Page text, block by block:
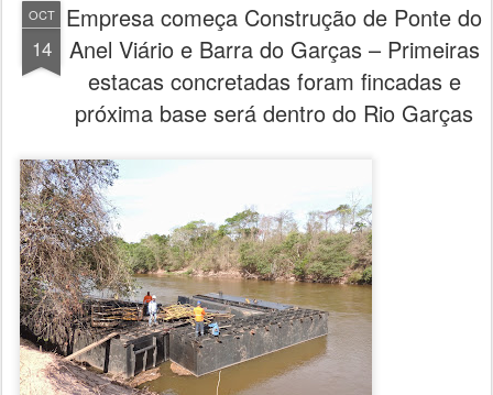
OCT
14
Empresa começa Construção de Ponte do
Anel Viário e Barra do Garças – Primeiras
estacas concretadas foram fincadas e
próxima base será dentro do Rio Garças